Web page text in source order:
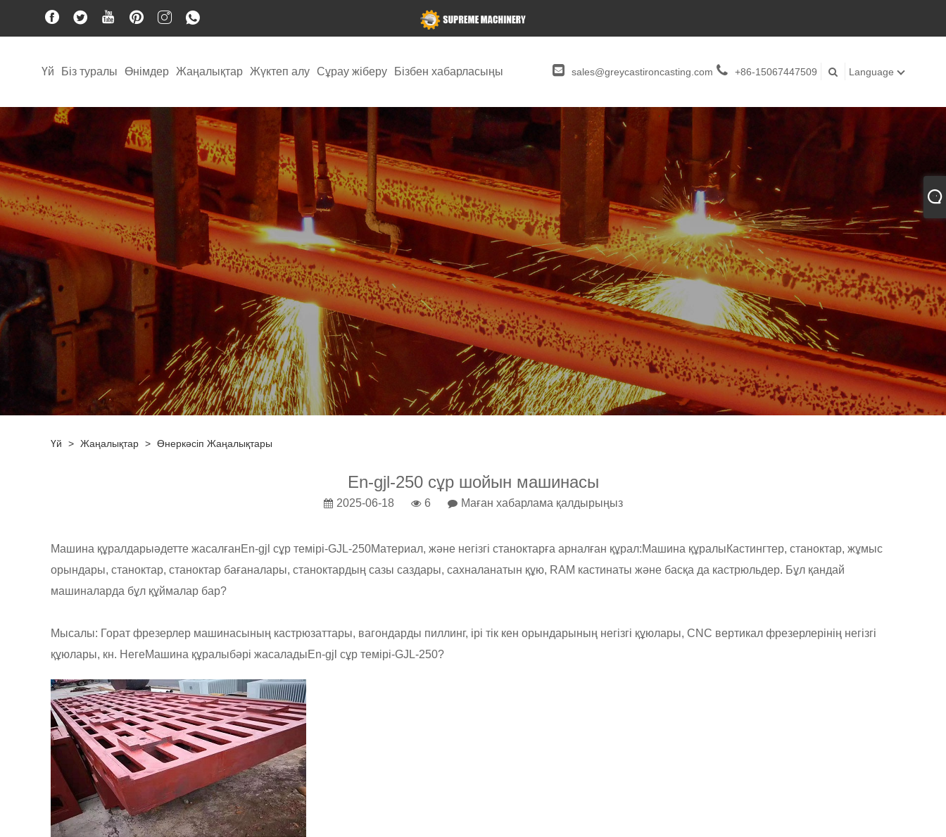
Үй Біз туралы Өнімдер Жаңалықтар Жүктеп алу Сұрау жіберу Бізбен хабарласыңы sales@greycastironcasting.com +86-15067447509 Language
Үй > Жаңалықтар > Өнеркәсіп Жаңалықтары
En-gjl-250 сұр шойын машинасы
2025-06-18 6 Маған хабарлама қалдырыңыз
Машина құралдарыәдетте жасалғанEn-gjl сұр темірі-GJL-250Материал, және негізгі станоктарға арналған құрал:Машина құралыКастингтер, станоктар, жұмыс
орындары, станоктар, станоктар бағаналары, станоктардың сазы саздары, сахналанатын құю, RAM кастинаты және басқа да кастрюльдер. Бұл қандай
машиналарда бұл құймалар бар?
Мысалы: Горат фрезерлер машинасының кастрюзаттары, вагондарды пиллинг, ірі тік кен орындарының негізгі құюлары, CNC вертикал фрезерлерінің негізгі
құюлары, кн. НегеМашина құралыбәрі жасаладыEn-gjl сұр темірі-GJL-250?